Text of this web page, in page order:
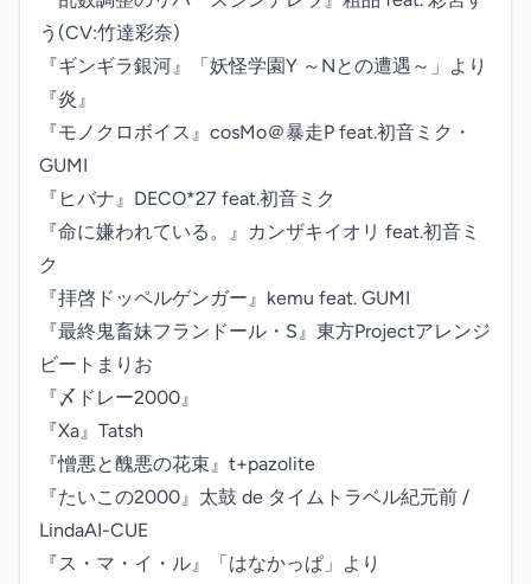
う(CV:竹達彩奈)
『ギンギラ銀河』「妖怪学園Y ～Nとの遭遇～」より
『炎』
『モノクロボイス』cosMo＠暴走P feat.初音ミク・
GUMI
『ヒバナ』DECO*27 feat.初音ミク
『命に嫌われている。』カンザキイオリ feat.初音ミ
ク
『拝啓ドッペルゲンガー』kemu feat. GUMI
『最終鬼畜妹フランドール・S』東方Projectアレンジ
ビートまりお
『〆ドレー2000』
『Xa』Tatsh
『憎悪と醜悪の花束』t+pazolite
『たいこの2000』太鼓 de タイムトラベル紀元前 /
LindaAI-CUE
『ス・マ・イ・ル』「はなかっぱ」より